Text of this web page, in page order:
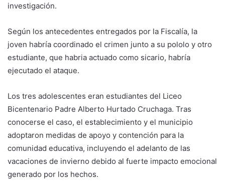
investigación.
Según los antecedentes entregados por la Fiscalía, la
joven habría coordinado el crimen junto a su pololo y otro
estudiante, que habria actuado como sicario, habría
ejecutado el ataque.
Los tres adolescentes eran estudiantes del Liceo
Bicentenario Padre Alberto Hurtado Cruchaga. Tras
conocerse el caso, el establecimiento y el municipio
adoptaron medidas de apoyo y contención para la
comunidad educativa, incluyendo el adelanto de las
vacaciones de invierno debido al fuerte impacto emocional
generado por los hechos.